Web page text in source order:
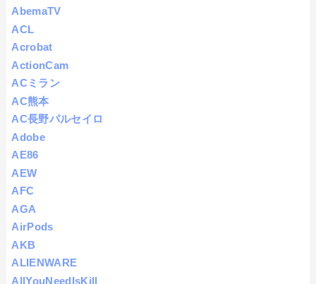
AbemaTV
ACL
Acrobat
ActionCam
ACミラン
AC熊本
AC長野パルセイロ
Adobe
AE86
AEW
AFC
AGA
AirPods
AKB
ALIENWARE
AllYouNeedIsKill